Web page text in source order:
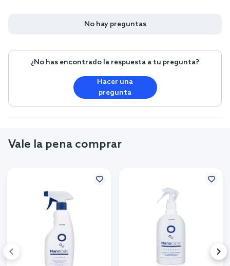
No hay preguntas
¿No has encontrado la respuesta a tu pregunta?
Hacer una
pregunta
Vale la pena comprar